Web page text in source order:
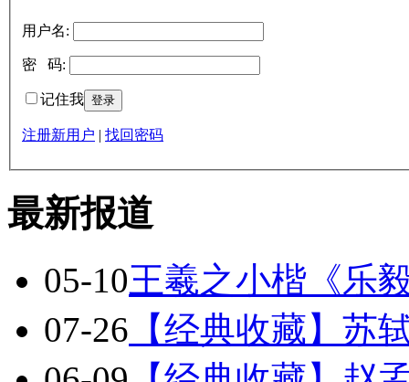
用户名:
密 码:
记住我
注册新用户 找回密码
最新报道
05-10王羲之小楷《乐
07-26 【经典收藏】苏